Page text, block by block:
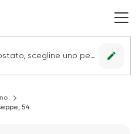
Nessun punto vendita impostato, scegline uno per vedere le offerte. edit
54